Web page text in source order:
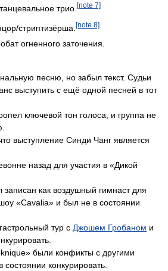
трио. [note 7]
стриптизёрша. [note 8]
огненного заточения.
песню, но забыл текст. Судьи
выступить с ещё одной песней в тот
ключевой тон голоса, и группа не
выступление Синди Чанг является
назад для участия в «Дикой
как воздушный гимнаст для
«Cavalia» и был не в состоянии
тур с Джошем Гробаном и
были конфикты с другими
конкурировать.